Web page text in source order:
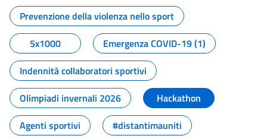
Tutti i contenuti della pagina
Prevenzione della violenza nello sport
5x1000
Emergenza COVID-19 (1)
Indennità collaboratori sportivi
Olimpiadi invernali 2026
Hackathon
Agenti sportivi
#distantimauniti